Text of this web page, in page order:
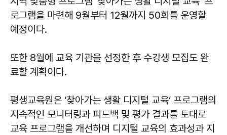
로그램을 마련해 9월부터 12월까지 50회를 운영할
예정이다.
또한 8월에 교육 기관을 선정한 후 수강생 모집도 완
료할 계획이다.
평생교육원은 ‘찾아가는 생활 디지털 교육’ 프로그램의
지속적인 모니터링과 피드백 및 평가 결과를 토대로
교육 프로그램을 개선하며 디지털 교육의 효과성과 지